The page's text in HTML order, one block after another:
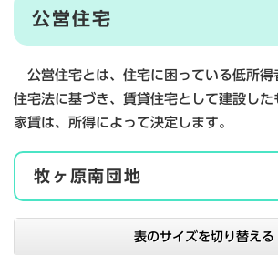
公営住宅
公営住宅とは、住宅に困っている低所得
住宅法に基づき、賃貸住宅として建設した
家賃は、所得によって決定します。
牧ヶ原南団地
表のサイズを切り替える